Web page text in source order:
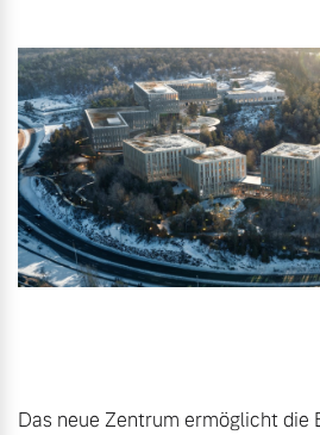
Aktuelle
Zubehörkatalog
Aktuelle
Service by Volvo
Unsere News & Events
Das neue Zentrum ermöglicht die